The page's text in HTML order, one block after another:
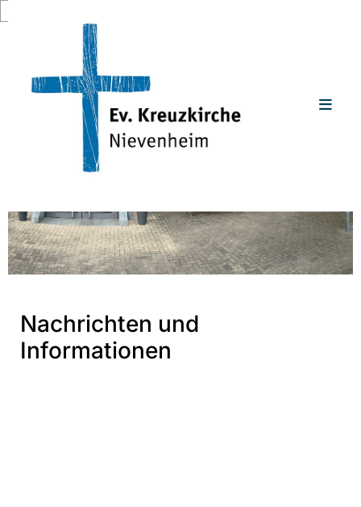
Nachrichten und
Informationen